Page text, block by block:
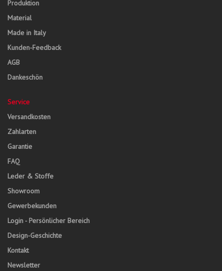
Produktion
Material
Made in Italy
Kunden-Feedback
AGB
Dankeschön
Service
Versandkosten
Zahlarten
Garantie
FAQ
Leder & Stoffe
Showroom
Gewerbekunden
Login - Persönlicher Bereich
Design-Geschichte
Kontakt
Newsletter